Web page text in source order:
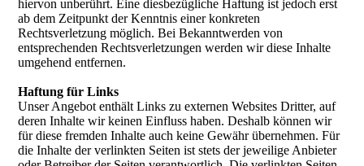
hiervon unberührt. Eine diesbezügliche Haftung ist jedoch erst
ab dem Zeitpunkt der Kenntnis einer konkreten
Rechtsverletzung möglich. Bei Bekanntwerden von
entsprechenden Rechtsverletzungen werden wir diese Inhalte
umgehend entfernen.
Haftung für Links
Unser Angebot enthält Links zu externen Websites Dritter, auf
deren Inhalte wir keinen Einfluss haben. Deshalb können wir
für diese fremden Inhalte auch keine Gewähr übernehmen. Für
die Inhalte der verlinkten Seiten ist stets der jeweilige Anbieter